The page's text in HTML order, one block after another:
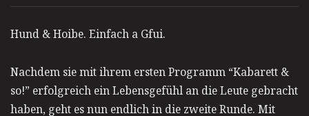
Hund & Hoibe. Einfach a Gfui.
Nachdem sie mit ihrem ersten Programm “Kabarett &
so!” erfolgreich ein Lebensgefühl an die Leute gebracht
haben, geht es nun endlich in die zweite Runde. Mit